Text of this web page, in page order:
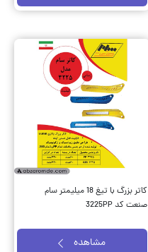
کاتر بزرگ با تیغ 18 میلیمتر سام
صنعت کد 3225PP
مشاهده